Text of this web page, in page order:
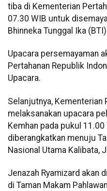
tiba di Kementerian
07.30 WIB untuk
Bhinneka Tunggal Ika
Upacara persemayaman
Pertahanan Republik
Upacara.
Selanjutnya, Kementerian
melaksanakan upacara
Kemhan pada pukul
diberangkatkan menuju
Nasional Utama Kalibata,
Jenazah Ryamizard akan
di Taman Makam